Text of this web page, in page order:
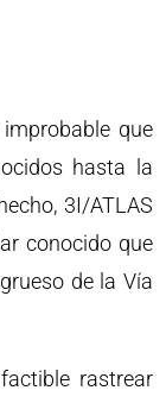
que
hasta la
3I/ATLAS
conocido que
de la Vía
rastrear